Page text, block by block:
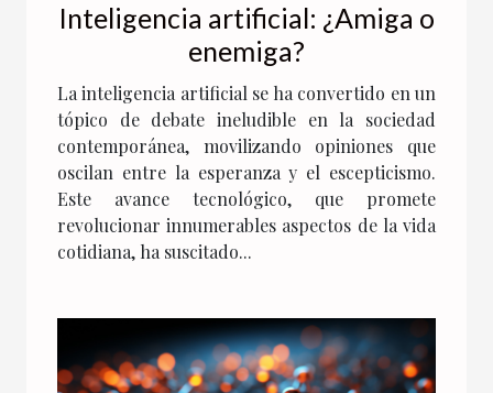
Inteligencia artificial: ¿Amiga o
enemiga?
La inteligencia artificial se ha convertido en un
tópico de debate ineludible en la sociedad
contemporánea, movilizando opiniones que
oscilan entre la esperanza y el escepticismo.
Este avance tecnológico, que promete
revolucionar innumerables aspectos de la vida
cotidiana, ha suscitado...